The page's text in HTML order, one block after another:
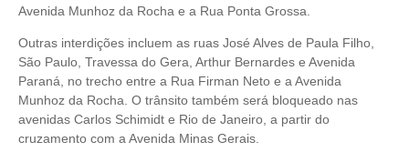
Avenida Munhoz da Rocha e a Rua Ponta Grossa.
Outras interdições incluem as ruas José Alves de Paula Filho,
São Paulo, Travessa do Gera, Arthur Bernardes e Avenida
Paraná, no trecho entre a Rua Firman Neto e a Avenida
Munhoz da Rocha. O trânsito também será bloqueado nas
avenidas Carlos Schimidt e Rio de Janeiro, a partir do
cruzamento com a Avenida Minas Gerais.